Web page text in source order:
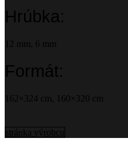
Hrúbka:
12 mm, 6 mm
Formát:
162×324 cm, 160×320 cm
stránka výrobcu